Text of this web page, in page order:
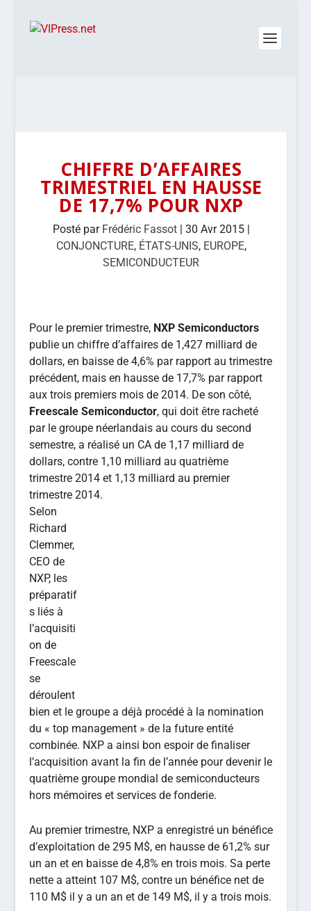
CHIFFRE D’AFFAIRES
TRIMESTRIEL EN HAUSSE
DE 17,7% POUR NXP
Posté par Frédéric Fassot| 30 Avr 2015|
CONJONCTURE, ÉTATS-UNIS, EUROPE,
SEMICONDUCTEUR
Pour le premier trimestre, NXP Semiconductors
publie un chiffre d’affaires de 1,427 milliard de
dollars, en baisse de 4,6% par rapport au trimestre
précédent, mais en hausse de 17,7% par rapport
aux trois premiers mois de 2014. De son côté,
Freescale Semiconductor, qui doit être racheté
par le groupe néerlandais au cours du second
semestre, a réalisé un CA de 1,17 milliard de
dollars, contre 1,10 milliard au quatrième
trimestre 2014 et 1,13 milliard au premier
trimestre 2014.
Selon
Richard
Clemmer,
CEO de
NXP, les
préparatif
s liés à
l’acquisiti
on de
Freescale
se
déroulent
bien et le groupe a déjà procédé à la nomination
du « top management » de la future entité
combinée. NXP a ainsi bon espoir de finaliser
l’acquisition avant la fin de l’année pour devenir le
quatrième groupe mondial de semiconducteurs
hors mémoires et services de fonderie.
Au premier trimestre, NXP a enregistré un bénéfice
d’exploitation de 295 M$, en hausse de 61,2% sur
un an et en baisse de 4,8% en trois mois. Sa perte
nette a atteint 107 M$, contre un bénéfice net de
110 M$ il y a un an et de 149 M$, il y a trois mois.